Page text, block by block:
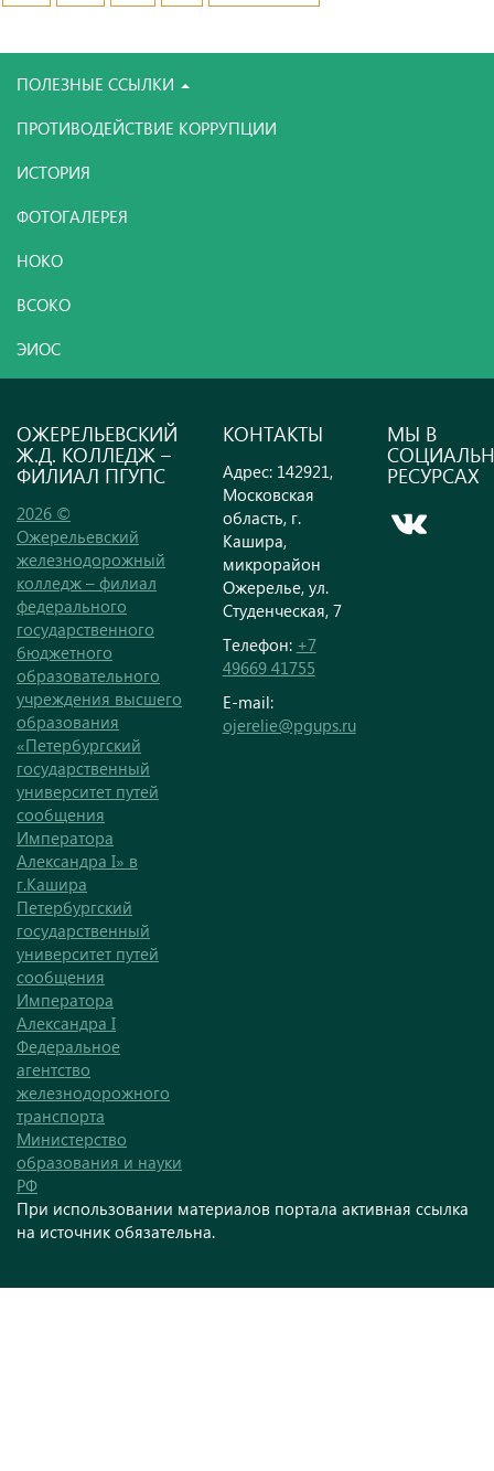
ПОЛЕЗНЫЕ ССЫЛКИ
ПРОТИВОДЕЙСТВИЕ КОРРУПЦИИ
ИСТОРИЯ
ФОТОГАЛЕРЕЯ
НОКО
ВСОКО
ЭИОС
ОЖЕРЕЛЬЕВСКИЙ
Ж.Д. КОЛЛЕДЖ –
ФИЛИАЛ ПГУПС
2026 ©
Ожерельевский
железнодорожный
колледж – филиал
федерального
государственного
бюджетного
образовательного
учреждения высшего
образования
«Петербургский
государственный
университет путей
сообщения
Императора
Александра I» в
г.Кашира
Петербургский
государственный
университет путей
сообщения
Императора
Александра I
Федеральное
агентство
железнодорожного
транспорта
Министерство
образования и науки
РФ
КОНТАКТЫ
Адрес: 142921,
Московская
область, г.
Кашира,
микрорайон
Ожерелье, ул.
Студенческая, 7
Телефон: +7
49669 41755
E-mail:
ojerelie@pgups.ru
МЫ В
РЕСУРСАХ
При использовании материалов портала активная ссылка
на источник обязательна.